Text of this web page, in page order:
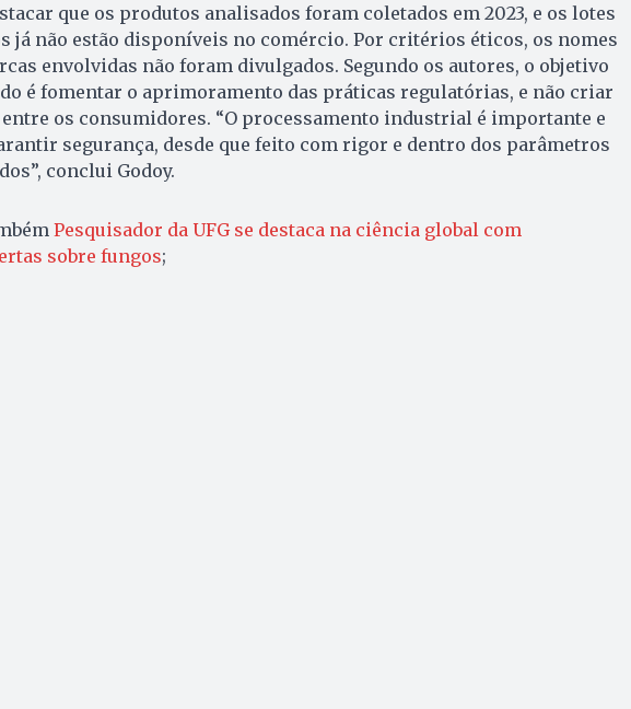
que os produtos analisados foram coletados em 2023, e os lotes
já não estão disponíveis no comércio. Por critérios éticos, os nomes
envolvidas não foram divulgados. Segundo os autores, o objetivo
é fomentar o aprimoramento das práticas regulatórias, e não criar
os consumidores. “O processamento industrial é importante e
segurança, desde que feito com rigor e dentro dos parâmetros
conclui Godoy.
Pesquisador da UFG se destaca na ciência global com
sobre fungos;